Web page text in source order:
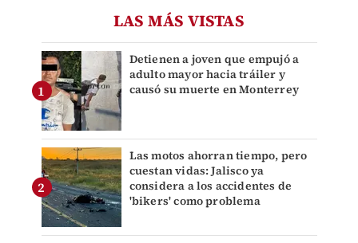
LAS MÁS VISTAS
Detienen a joven que empujó a
adulto mayor hacia tráiler y
causó su muerte en Monterrey
Las motos ahorran tiempo, pero
cuestan vidas: Jalisco ya
considera a los accidentes de
'bikers' como problema